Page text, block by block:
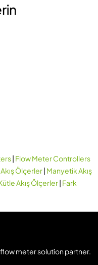
| Flow Meter Controllers
Ölçerler| Manyetik Akış
Akış Ölçerler| Fark
meter solution partner.